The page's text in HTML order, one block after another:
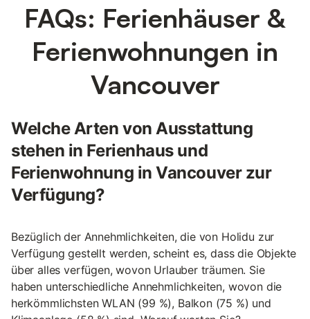
FAQs: Ferienhäuser &
Ferienwohnungen in
Vancouver
Welche Arten von Ausstattung
stehen in Ferienhaus und
Ferienwohnung in Vancouver zur
Verfügung?
Bezüglich der Annehmlichkeiten, die von Holidu zur
Verfügung gestellt werden, scheint es, dass die Objekte
über alles verfügen, wovon Urlauber träumen. Sie
haben unterschiedliche Annehmlichkeiten, wovon die
herkömmlichsten WLAN (99 %), Balkon (75 %) und